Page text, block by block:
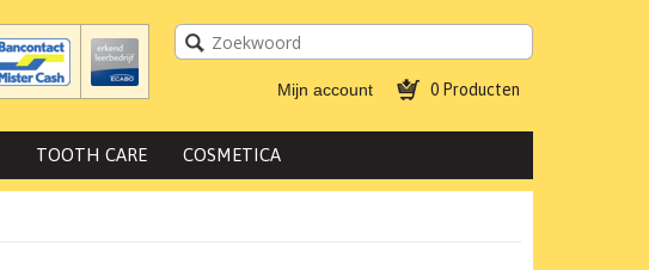
Mijn account 0 Producten
TOOTH CARE COSMETICA